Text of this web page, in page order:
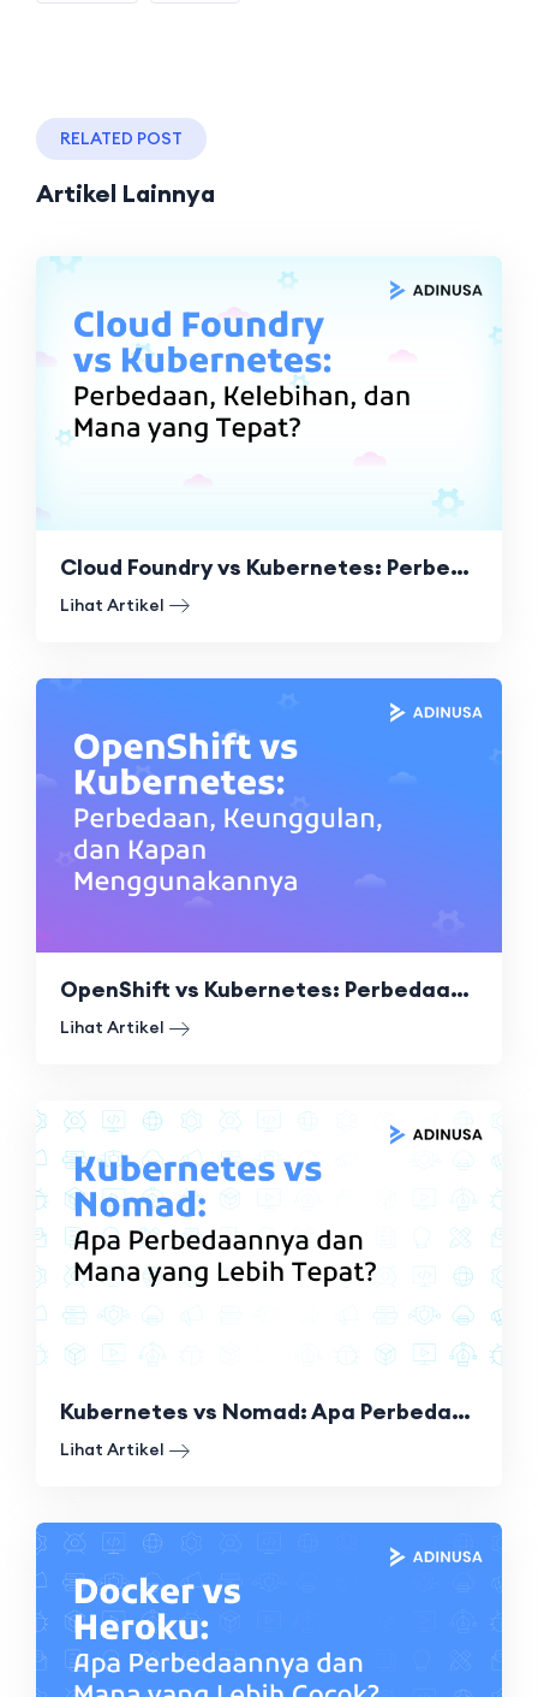
RELATED POST
Artikel Lainnya
Cloud Foundry vs Kubernetes: Perbedaan, Kelebihan, dan Mana yang Tepat?
Lihat Artikel
OpenShift vs Kubernetes: Perbedaan, Keunggulan, dan Kapan Menggunakannya
Lihat Artikel
Kubernetes vs Nomad: Apa Perbedaannya dan Mana yang Lebih Tepat?
Lihat Artikel